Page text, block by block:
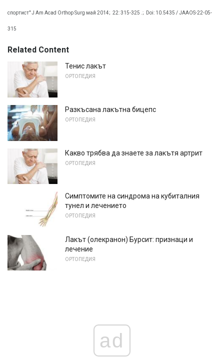
спортист" J Am Acad Orthop Surg май 2014; 22: 315-325 .; Doi: 10.5435 / JAAOS-22-05-
315
Related Content
Тенис лакът
ОРТОПЕДИЯ
Разкъсана лакътна бицепс
ОРТОПЕДИЯ
Какво трябва да знаете за лакътя артрит
ОРТОПЕДИЯ
Симптомите на синдрома на кубиталния
тунел и лечението
ОРТОПЕДИЯ
Лакът (олекранон) Бурсит: признаци и
лечение
ОРТОПЕДИЯ
ad